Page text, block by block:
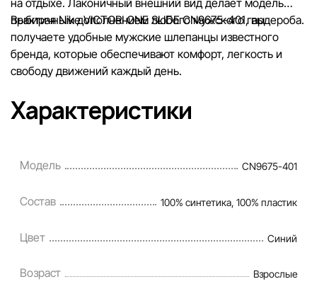
на отдыхе. Лаконичный внешний вид делает модель
практичным дополнением любого мужского гардероба.
Выбирая Nike VICTORI ONE SLIDE CN9675-401, вы
получаете удобные мужские шлепанцы известного
бренда, которые обеспечивают комфорт, легкость и
свободу движений каждый день.
Характеристики
Модель CN9675-401
Состав 100% синтетика, 100% пластик
Цвет Синий
Возраст Взрослые